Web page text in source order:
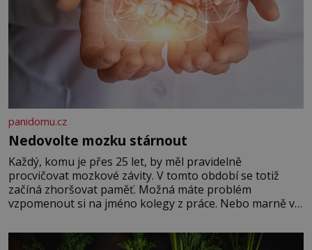
panidomu.cz
Nedovolte mozku stárnout
Každý, komu je přes 25 let, by měl pravidelně
procvičovat mozkové závity. V tomto období se totiž
začíná zhoršovat paměť. Možná máte problém
vzpomenout si na jméno kolegy z práce. Nebo marně v
Je to opravdu tak, s věkem jako kdyby se paměť
rozhodla stávkovat. Cvičte